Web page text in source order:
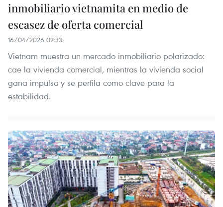
inmobiliario vietnamita en medio de
escasez de oferta comercial
16/04/2026 02:33
Vietnam muestra un mercado inmobiliario polarizado:
cae la vivienda comercial, mientras la vivienda social
gana impulso y se perfila como clave para la
estabilidad.